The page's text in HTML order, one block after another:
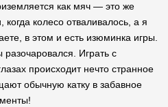
как мяч — это же
колесо отваливалось, а я
в этом и есть изюминка игры.
Играть с
происходит нечто странное
обычную катку в забавное